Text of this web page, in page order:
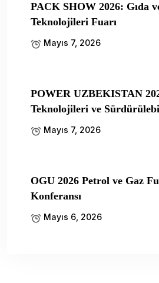
PACK SHOW 2026: Gıda
Teknolojileri Fuarı
Mayıs 7, 2026
POWER UZBEKISTAN
Teknolojileri ve
Mayıs 7, 2026
OGU 2026 Petrol ve Gaz
Konferansı
Mayıs 6, 2026